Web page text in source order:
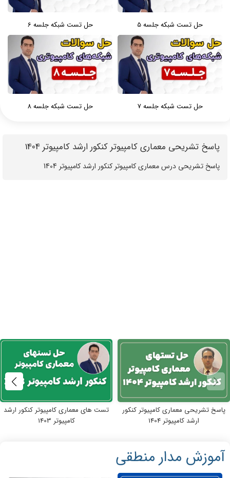
حل تست شبکه جلسه 5 حل تست شبکه جلسه 6
حل تست شبکه جلسه 7 حل تست شبکه جلسه 8
پاسخ تشریحی معماری کامپیوتر کنکور ارشد کامپیوتر 1404
‪‪‪‪‪‪‪‪‪‪‪‪‪‪‪پاسخ تشریحی درس معماری کامپیوتر کنکور ارشد کامپیوتر 1404
پاسخ تشریحی معماری کامپیوتر کنکور
ارشد کامپیوتر 1404
تست های معماری کامپیوتر کنکور ارشد
کامپیوتر 1403
آموزش مدار منطقی